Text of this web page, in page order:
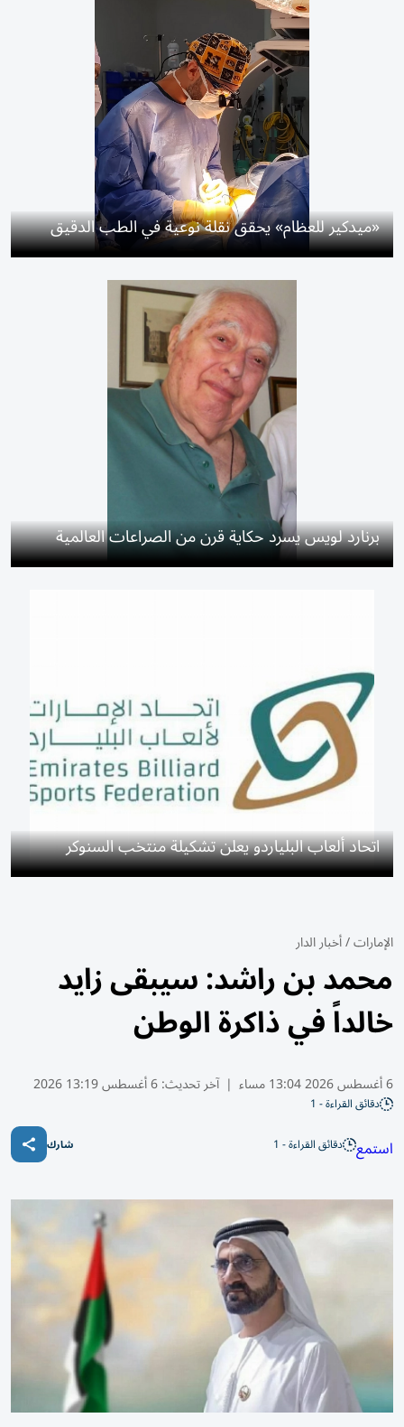
«ميدكير للعظام» يحقق نقلة نوعية في الطب الدقيق
برنارد لويس يسرد حكاية قرن من الصراعات العالمية
اتحاد ألعاب البلياردو يعلن تشكيلة منتخب السنوكر
الإمارات/أخبار الدار
محمد بن راشد: سيبقى زايد
خالداً في ذاكرة الوطن
6 أغسطس 2026 13:04 مساء | آخر تحديث:6 أغسطس 13:19 2026
دقائق القراءة - 1
استمع دقائق القراءة - 1 شارك